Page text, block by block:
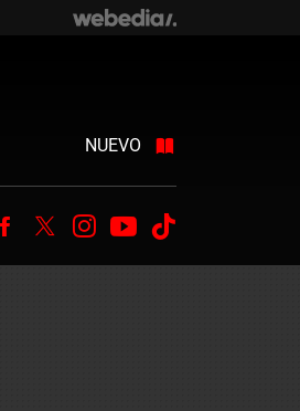
NUEVO
Facebook
TwitterInstagram
Youtube